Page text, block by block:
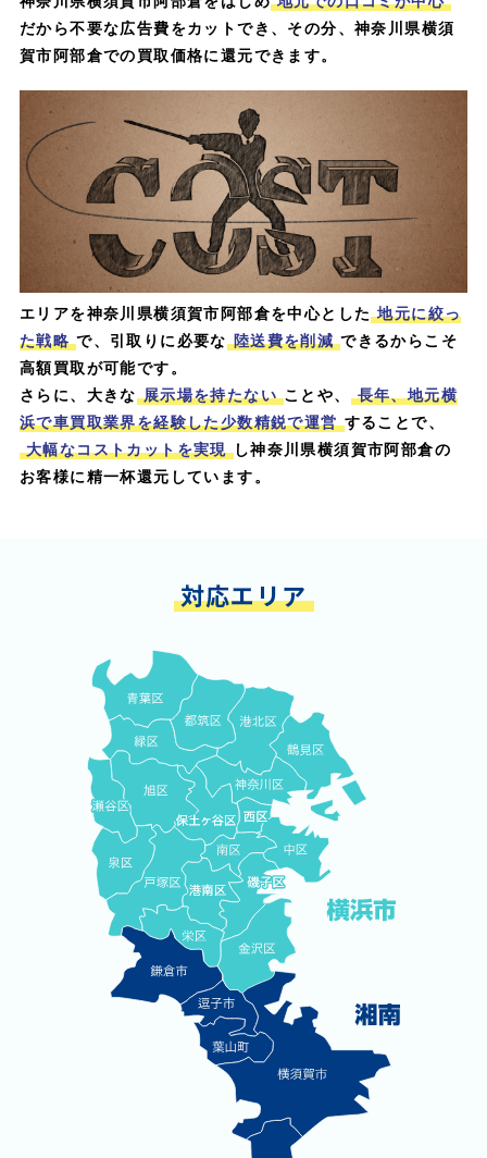
だから不要な広告費をカットでき、その分、神奈川県横須
賀市阿部倉での買取価格に還元できます。
エリアを神奈川県横須賀市阿部倉を中心とした 地元に絞っ
た戦略 で、引取りに必要な 陸送費を削減 できるからこそ
高額買取が可能です。
さらに、大きな 展示場を持たない ことや、
長年、地元横
浜で車買取業界を経験した少数精鋭で運営 することで、
大幅なコストカットを実現 し神奈川県横須賀市阿部倉の
お客様に精一杯還元しています。
対応エリア